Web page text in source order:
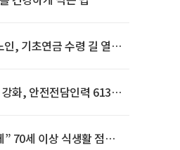
, 기초연금 수령 길 열린
화, 안전전담인력 613명
70세 이상 식생활 점수